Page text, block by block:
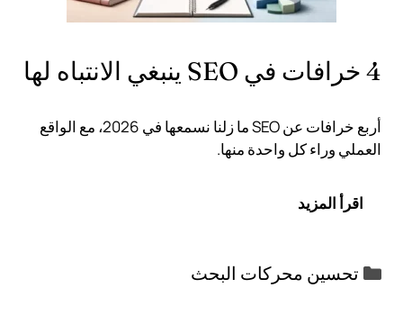
4 خرافات في SEO ينبغي الانتباه لها
أربع خرافات عن SEO ما زلنا نسمعها في 2026، مع الواقع
العملي وراء كل واحدة منها.
اقرأ المزيد
التصنيفات
تحسين محركات البحث